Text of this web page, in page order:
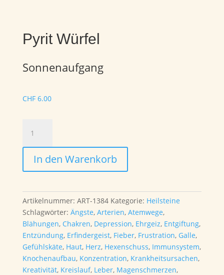
Pyrit Würfel
Sonnenaufgang
CHF6.00
Würfel
Menge
In den Warenkorb
Artikelnummer: ART-1384 Kategorie: Heilsteine
Schlagwörter: Ängste, Arterien, Atemwege,
Blähungen, Chakren, Depression, Ehrgeiz, Entgiftung,
Entzündung, Erfindergeist, Fieber, Frustration, Galle,
Gefühlskäte, Haut, Herz, Hexenschuss, Immunsystem,
Knochenaufbau, Konzentration, Krankheitsursachen,
Kreativität, Kreislauf, Leber, Magenschmerzen,